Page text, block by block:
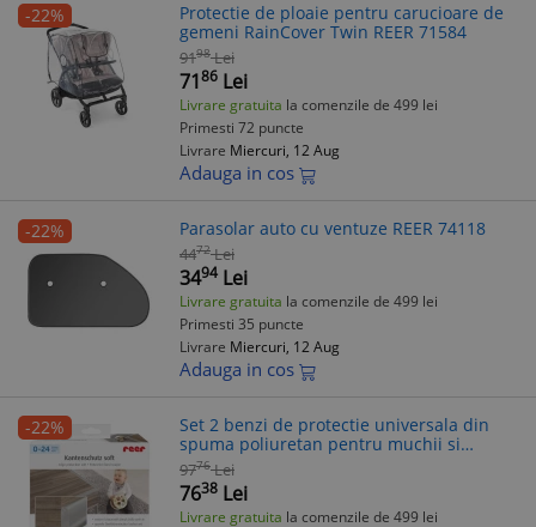
-22%
Protectie de ploaie pentru carucioare de
gemeni RainCover Twin REER 71584
9198 Lei
7186 Lei
Livrare gratuita la comenzile de 499 lei
Primesti 72 puncte
Livrare Miercuri, 12 Aug
Adauga in cos
-22% Parasolar auto cu ventuze REER 74118
4472 Lei
3494 Lei
Livrare gratuita la comenzile de 499 lei
Primesti 35 puncte
Livrare Miercuri, 12 Aug
Adauga in cos
-22%
Set 2 benzi de protectie universala din
spuma poliuretan pentru muchii si
colturi, rezistente la muscaturi, gri, 2 x 1
m, Reer 82041
9776 Lei
7638 Lei
Livrare gratuita la comenzile de 499 lei